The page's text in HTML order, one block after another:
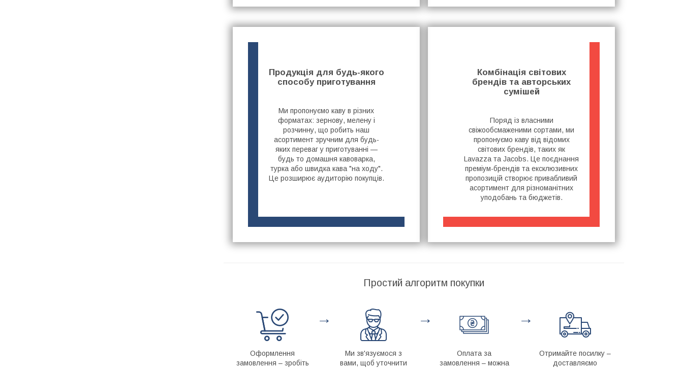
Продукція для будь-якого
способу приготування
Ми пропонуємо каву в різних
форматах: зернову, мелену і
розчинну, що робить наш
асортимент зручним для будь-
яких переваг у приготуванні —
будь то домашня кавоварка,
турка або швидка кава "на ходу".
Це розширює аудиторію покупців.
Комбінація світових
брендів та авторських
сумішей
Поряд із власними
свіжообсмаженими сортами, ми
пропонуємо каву від відомих
світових брендів, таких як
Lavazza та Jacobs. Це поєднання
преміум-брендів та ексклюзивних
пропозицій створює привабливий
асортимент для різноманітних
уподобань та бюджетів.
Простий алгоритм покупки
Оформлення
замовлення – зробіть
→
Ми зв'язуємося з
вами, щоб уточнити
→
Оплата за
замовлення – можна
→
Отримайте посилку –
доставляємо